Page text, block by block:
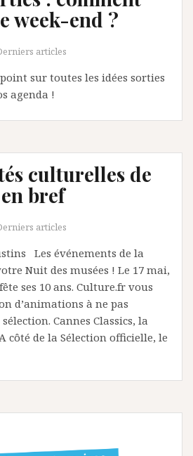
week-end ?
articles
sur toutes les idées sorties
agenda !
culturelles de
bref
articles
Les événements de la
Nuit des musées ! Le 17 mai,
ses 10 ans. Culture.fr vous
d’animations à ne pas
Cannes Classics, la
côté de la Sélection officielle, le